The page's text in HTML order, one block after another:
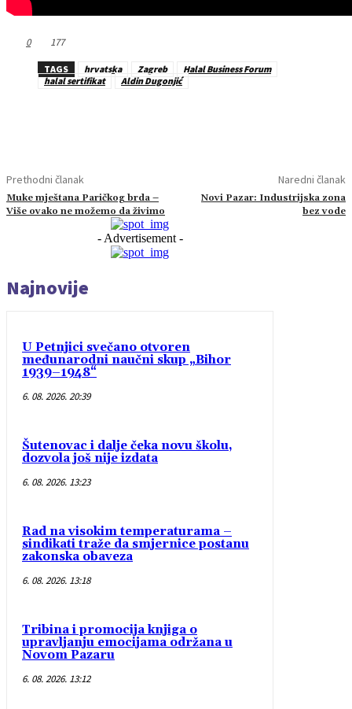
0 177
TAGS hrvatska Zagreb
Halal Business Forum
halal sertifikat
Aldin Dugonjić
Prethodni članak
Muke mještana Paričkog brda –
Više ovako ne možemo da živimo
Naredni članak
Novi Pazar: Industrijska zona
bez vode
- Advertisement -
Najnovije
U Petnjici svečano otvoren
međunarodni naučni skup „Bihor
1939–1948“
6. 08. 2026. 20:39
Šutenovac i dalje čeka novu školu,
dozvola još nije izdata
6. 08. 2026. 13:23
Rad na visokim temperaturama –
sindikati traže da smjernice postanu
zakonska obaveza
6. 08. 2026. 13:18
Tribina i promocija knjiga o
upravljanju emocijama održana u
Novom Pazaru
6. 08. 2026. 13:12